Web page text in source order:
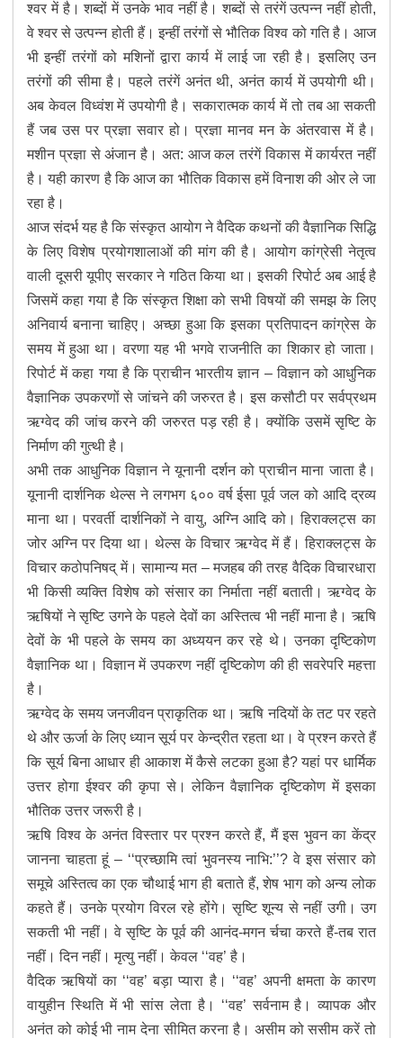
श्वर में है। शब्दों में उनके भाव नहीं है। शब्दों से तरंगें उत्पन्न नहीं होती,
वे श्वर से उत्पन्न होती हैं। इन्हीं तरंगों से भौतिक विश्व को गति है। आज
भी इन्हीं तरंगों को मशिनों द्वारा कार्य में लाई जा रही है। इसलिए उन
तरंगों की सीमा है। पहले तरंगें अनंत थी, अनंत कार्य में उपयोगी थी।
अब केवल विध्वंश में उपयोगी है। सकारात्मक कार्य में तो तब आ सकती
हैं जब उस पर प्रज्ञा सवार हो। प्रज्ञा मानव मन के अंतरवास में है।
मशीन प्रज्ञा से अंजान है। अत: आज कल तरंगें विकास में कार्यरत नहीं
है। यही कारण है कि आज का भौतिक विकास हमें विनाश की ओर ले जा
रहा है।
आज संदर्भ यह है कि संस्कृत आयोग ने वैदिक कथनों की वैज्ञानिक सिद्धि
के लिए विशेष प्रयोगशालाओं की मांग की है। आयोग कांग्रेसी नेतृत्व
वाली दूसरी यूपीए सरकार ने गठित किया था। इसकी रिपोर्ट अब आई है
जिसमें कहा गया है कि संस्कृत शिक्षा को सभी विषयों की समझ के लिए
अनिवार्य बनाना चाहिए। अच्छा हुआ कि इसका प्रतिपादन कांग्रेस के
समय में हुआ था। वरणा यह भी भगवे राजनीति का शिकार हो जाता।
रिपोर्ट में कहा गया है कि प्राचीन भारतीय ज्ञान – विज्ञान को आधुनिक
वैज्ञानिक उपकरणों से जांचने की जरुरत है। इस कसौटी पर सर्वप्रथम
ऋग्वेद की जांच करने की जरुरत पड़ रही है। क्योंकि उसमें सृष्टि के
निर्माण की गुत्थी है।
अभी तक आधुनिक विज्ञान ने यूनानी दर्शन को प्राचीन माना जाता है।
यूनानी दार्शनिक थेल्स ने लगभग ६०० वर्ष ईसा पूर्व जल को आदि द्रव्य
माना था। परवर्ती दार्शनिकों ने वायु, अग्नि आदि को। हिराक्लट्स का
जोर अग्नि पर दिया था। थेल्स के विचार ऋग्वेद में हैं। हिराक्लट्स के
विचार कठोपनिषद् में। सामान्य मत – मजहब की तरह वैदिक विचारधारा
भी किसी व्यक्ति विशेष को संसार का निर्माता नहीं बताती। ऋग्वेद के
ऋषियों ने सृष्टि उगने के पहले देवों का अस्तित्व भी नहीं माना है। ऋषि
देवों के भी पहले के समय का अध्ययन कर रहे थे। उनका दृष्टिकोण
वैज्ञानिक था। विज्ञान में उपकरण नहीं दृष्टिकोण की ही सवरेपरि महत्ता
है।
ऋग्वेद के समय जनजीवन प्राकृतिक था। ऋषि नदियों के तट पर रहते
थे और ऊर्जा के लिए ध्यान सूर्य पर केन्द्रीत रहता था। वे प्रश्न करते हैं
कि सूर्य बिना आधार ही आकाश में कैसे लटका हुआ है? यहां पर धार्मिक
उत्तर होगा ईश्वर की कृपा से। लेकिन वैज्ञानिक दृष्टिकोण में इसका
भौतिक उत्तर जरूरी है।
ऋषि विश्व के अनंत विस्तार पर प्रश्न करते हैं, मैं इस भुवन का केंद्र
जानना चाहता हूं – ‘‘प्रच्छामि त्वां भुवनस्य नाभि:’’? वे इस संसार को
समूचे अस्तित्व का एक चौथाई भाग ही बताते हैं, शेष भाग को अन्य लोक
कहते हैं। उनके प्रयोग विरल रहे होंगे। सृष्टि शून्य से नहीं उगी। उग
सकती भी नहीं। वे सृष्टि के पूर्व की आनंद-मगन र्चचा करते हैं-तब रात
नहीं। दिन नहीं। मृत्यु नहीं। केवल ‘‘वह’ है।
वैदिक ऋषियों का ‘‘वह’ बड़ा प्यारा है। ‘‘वह’ अपनी क्षमता के कारण
वायुहीन स्थिति में भी सांस लेता है। ‘‘वह’ सर्वनाम है। व्यापक और
अनंत को कोई भी नाम देना सीमित करना है। असीम को ससीम करें तो